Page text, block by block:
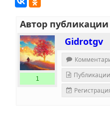
Автор публикации
Gidrotgv
1